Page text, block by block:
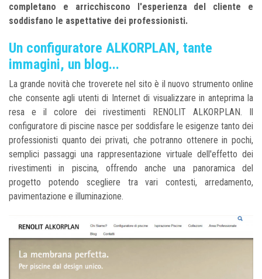
completano e arricchiscono l'esperienza del cliente e
soddisfano le aspettative dei professionisti.
Un configuratore ALKORPLAN, tante
immagini, un blog...
La grande novità che troverete nel sito è il nuovo strumento online
che consente agli utenti di Internet di visualizzare in anteprima la
resa e il colore dei rivestimenti RENOLIT ALKORPLAN. Il
configuratore di piscine nasce per soddisfare le esigenze tanto dei
professionisti quanto dei privati, che potranno ottenere in pochi,
semplici passaggi una rappresentazione virtuale dell'effetto dei
rivestimenti in piscina, offrendo anche una panoramica del
progetto potendo scegliere tra vari contesti, arredamento,
pavimentazione e illuminazione.